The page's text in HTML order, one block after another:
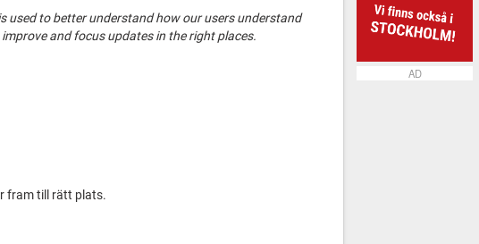
used to better understand how our users understand
and focus updates in the right places.
fram till rätt plats.
AD